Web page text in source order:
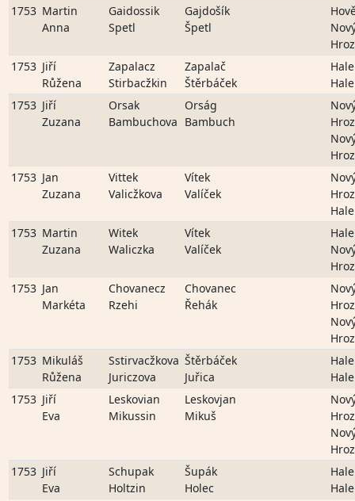
1753 Martin
Anna
Gaidossik
Spetl
Gajdošík
Špetl
1753 Jiří
Růžena
Zapalacz
Stirbacžkin
Zapalač
Štěrbáček
1753 Jiří
Zuzana
Orsak
Bambuchova
Orság
Bambuch
1753 Jan
Zuzana
Vittek
Valicžkova
Vítek
Valíček
1753 Martin
Zuzana
Witek
Waliczka
Vítek
Valíček
1753 Jan
Markéta
Chovanecz
Rzehi
Chovanec
Řehák
1753 Mikuláš
Růžena
Sstirvacžkova
Juriczova
Štěrbáček
Juřica
1753 Jiří
Eva
Leskovian
Mikussin
Leskovjan
Mikuš
1753 Jiří
Eva
Schupak
Holtzin
Šupák
Holec